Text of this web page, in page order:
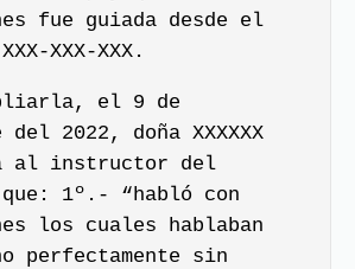
fue guiada desde el
XXX-XXX.
el 9 de
del 2022, doña XXXXXX
al instructor del
1º.- “habló con
los cuales hablaban
perfectamente sin